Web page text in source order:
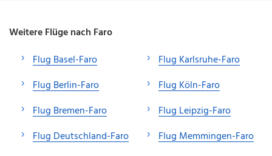
Weitere Flüge nach Faro
Flug Basel-Faro
Flug Berlin-Faro
Flug Bremen-Faro
Flug Deutschland-Faro
Flug Karlsruhe-Faro
Flug Köln-Faro
Flug Leipzig-Faro
Flug Memmingen-Faro